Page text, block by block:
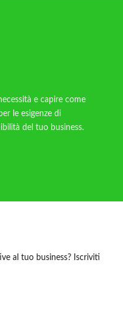
e capire come
le esigenze di
del tuo business.
al tuo business? Iscriviti